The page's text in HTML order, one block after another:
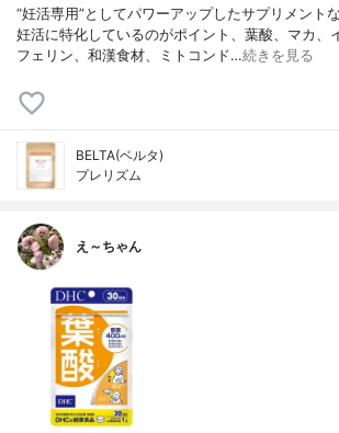
“妊活専用”としてパワーアップしたサプリメント
妊活に特化しているのがポイント、葉酸、マカ、
フェリン、和漢食材、ミトコンド…続きを見る
BELTA(ベルタ)
プレリズム
え～ちゃん